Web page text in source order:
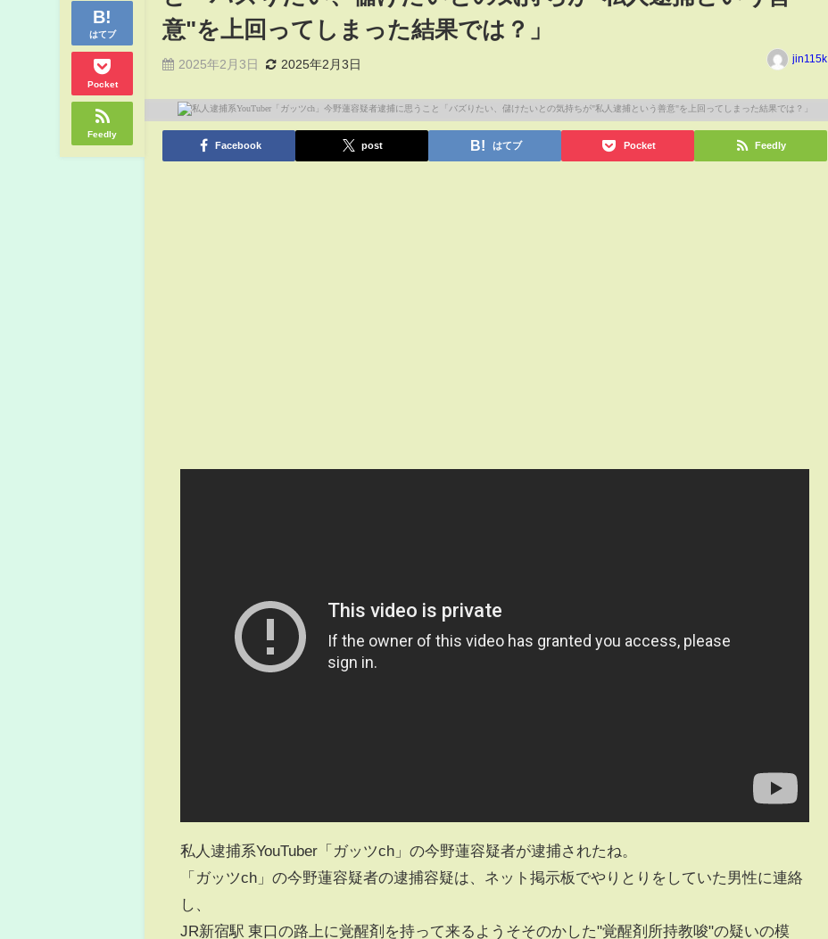
はてブ
Pocket
Feedly
意"を上回ってしまった結果では？」
2025年2月3日 2025年2月3日 jin115k
Facebook post はてブ Pocket Feedly
私人逮捕系YouTuber「ガッツch」の今野蓮容疑者が逮捕されたね。
「ガッツch」の今野蓮容疑者の逮捕容疑は、ネット掲示板でやりとりをしていた男性に連絡
し、
JR新宿駅 東口の路上に覚醒剤を持って来るようそそのかした"覚醒剤所持教唆"の疑いの模